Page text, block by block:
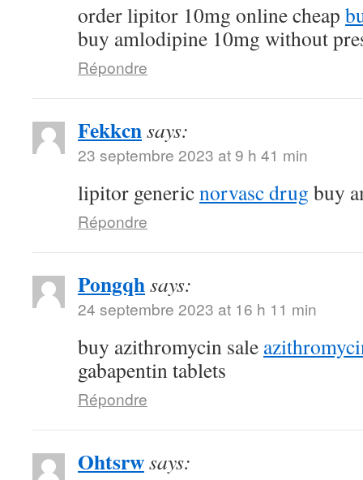
order lipitor 10mg online cheap
buy amlodipine 10mg without
Répondre
Fekkcnsays:
23 septembre 2023 at 9 h 41 min
lipitor genericnorvasc drug buy
Répondre
Pongqhsays:
24 septembre 2023 at 16 h 11 min
buy azithromycin sale
gabapentin tablets
Répondre
Ohtsrwsays: